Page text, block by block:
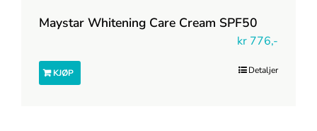
Maystar Whitening Care Cream SPF50
kr 776,-
KJØP Detaljer